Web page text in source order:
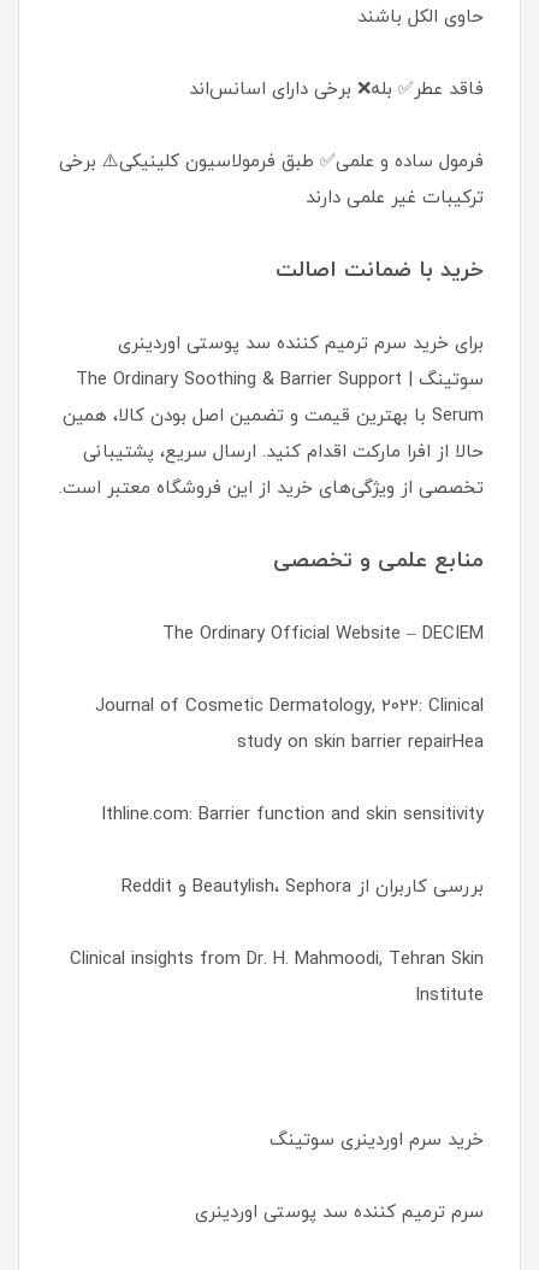
حاوی الکل باشند
فاقد عطر✅ بله❌ برخی دارای اسانس‌اند
فرمول ساده و علمی✅ طبق فرمولاسیون کلینیکی⚠️ برخی
ترکیبات غیر علمی دارند
خرید با ضمانت اصالت
برای خرید سرم ترمیم کننده سد پوستی اوردینری
سوتینگ | The Ordinary Soothing & Barrier Support
Serum با بهترین قیمت و تضمین اصل بودن کالا، همین
حالا از افرا مارکت اقدام کنید. ارسال سریع، پشتیبانی
تخصصی از ویژگی‌های خرید از این فروشگاه معتبر است.
منابع علمی و تخصصی
The Ordinary Official Website – DECIEM
Journal of Cosmetic Dermatology, 2022: Clinical
study on skin barrier repairHea
lthline.com: Barrier function and skin sensitivity
بررسی کاربران از Beautylish، Sephora و Reddit
Clinical insights from Dr. H. Mahmoodi, Tehran Skin
Institute
خرید سرم اوردینری سوتینگ
سرم ترمیم کننده سد پوستی اوردینری